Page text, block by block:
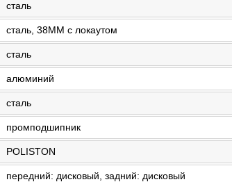
сталь
сталь, 38MM с локаутом
сталь
алюминий
сталь
промподшипник
POLISTON
передний: дисковый, задний: дисковый